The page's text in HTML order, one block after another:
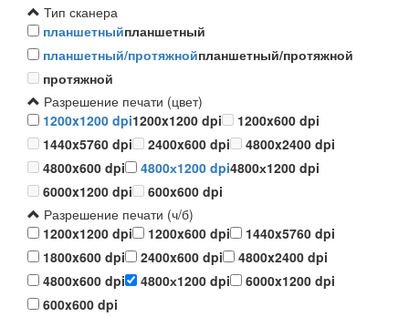
Тип сканера
планшетныйпланшетный
планшетный/протяжнойпланшетный/протяжной
протяжной
Разрешение печати (цвет)
1200x1200 dpi1200x1200 dpi
1200x600 dpi
1440x5760 dpi
2400x600 dpi
4800x2400 dpi
4800x600 dpi
4800х1200 dpi4800х1200 dpi
6000x1200 dpi
600x600 dpi
Разрешение печати (ч/б)
1200x1200 dpi
1200x600 dpi
1440x5760 dpi
1800x600 dpi
2400x600 dpi
4800x2400 dpi
4800x600 dpi
4800х1200 dpi
6000x1200 dpi
600x600 dpi